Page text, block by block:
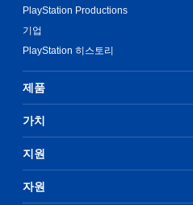
PlayStation Productions
기업
PlayStation 히스토리
제품
가치
지원
자원